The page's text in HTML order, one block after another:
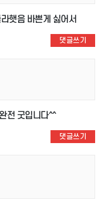
햇음 바쁜게 싫어서
댓글쓰기
전 굿입니다^^
댓글쓰기